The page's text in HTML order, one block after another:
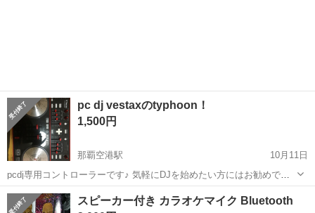
pc dj vestaxのtyphoon！
1,500円
那覇空港駅
10月11日
pcdj専用コントローラーです♪ 気軽にDJを始めたい方にはお勧めです
^_^ 嘉手納町でのお取引となります！
沖縄 中頭郡 那覇空港駅
スピーカー付き カラオケマイク Bluetooth